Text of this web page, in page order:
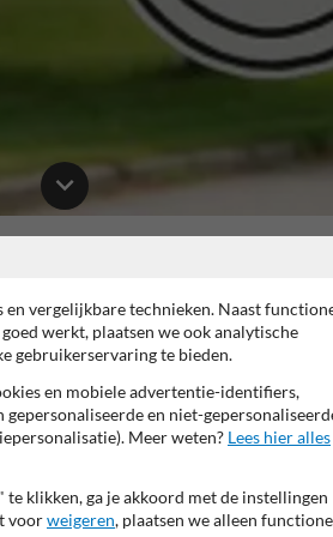
Schoolzone en
Greijdanus Zwolle
scholengemeenschap Greijdanus
afscheid genomen. De school was toe
onderwijs dat wordt aangeboden door
vergelijkbare technieken. Naast
werkt, plaatsen we ook analytische
gebruikerservaring te bieden.
en mobiele advertentie-identifiers,
en niet-
Meer weten? Lees hier alles
klikken, ga je akkoord met de instellingen
voorweigeren, plaatsen we alleen